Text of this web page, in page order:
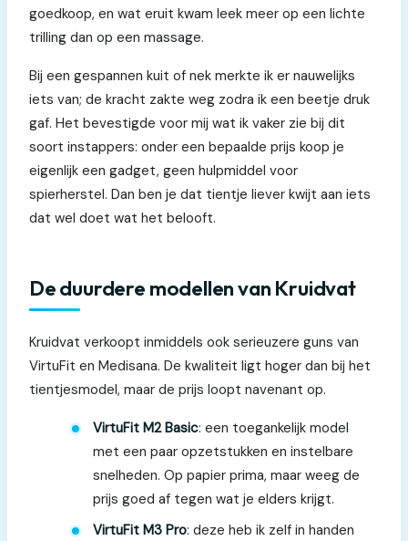
goedkoop, en wat eruit kwam leek meer op een lichte
trilling dan op een massage.
Bij een gespannen kuit of nek merkte ik er nauwelijks
iets van; de kracht zakte weg zodra ik een beetje druk
gaf. Het bevestigde voor mij wat ik vaker zie bij dit
soort instappers: onder een bepaalde prijs koop je
eigenlijk een gadget, geen hulpmiddel voor
spierherstel. Dan ben je dat tientje liever kwijt aan iets
dat wel doet wat het belooft.
De duurdere modellen van Kruidvat
Kruidvat verkoopt inmiddels ook serieuzere guns van
VirtuFit en Medisana. De kwaliteit ligt hoger dan bij het
tientjesmodel, maar de prijs loopt navenant op.
VirtuFit M2 Basic: een toegankelijk model
met een paar opzetstukken en instelbare
snelheden. Op papier prima, maar weeg de
prijs goed af tegen wat je elders krijgt.
VirtuFit M3 Pro: deze heb ik zelf in handen